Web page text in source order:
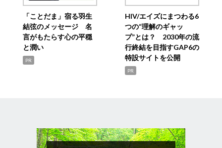
「ことだま」宿る羽生
結弦のメッセージ 名
言がもたらす心の平穏
と潤い
PR
HIV/エイズにまつわる6
つの“理解のギャッ
プ”とは？ 2030年の流
行終結を目指すGAP6の
特設サイトを公開
PR